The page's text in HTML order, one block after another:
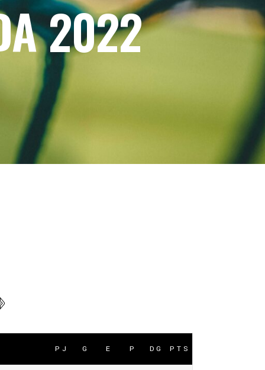
2022
PJ G E P DG PTS